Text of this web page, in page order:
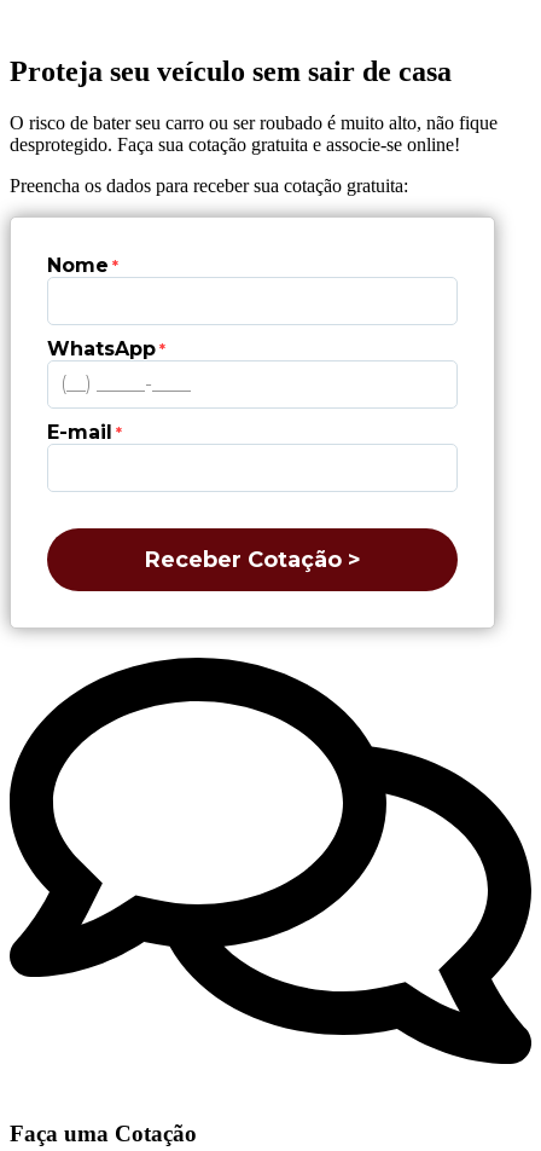
Proteja seu veículo sem sair de casa
O risco de bater seu carro ou ser roubado é muito alto, não fique
desprotegido. Faça sua cotação gratuita e associe-se online!
Preencha os dados para receber sua cotação gratuita:
Nome *
WhatsApp *
E-mail *
Receber Cotação >
Faça uma Cotação